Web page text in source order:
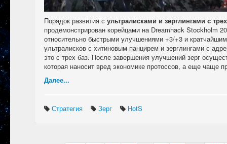
Порядок развития с ультралисками и зерглингами с
продемонстрирован корейцами на Dreamhack Stockholm
относительно быстрыми улучшениями +3/+3 и
ультралисков с хитиновым панцирем и зерглингами с
это с трех баз. После завершения улучшений зерг
которая наносит вред экономике протоссов, а еще чаще
Далее...
Стратегия Зерг HotS